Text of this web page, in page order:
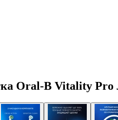
Oral-B Vitality Pro